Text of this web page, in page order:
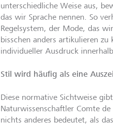
unterschiedliche Weise aus,
das wir Sprache nennen. So
Regelsystem, der Mode, das
bisschen anders artikulieren
individueller Ausdruck innerhalb
Stil wird häufig als eine
Diese normative Sichtweise
Naturwissenschaftler Comte
nichts anderes bedeutet, als